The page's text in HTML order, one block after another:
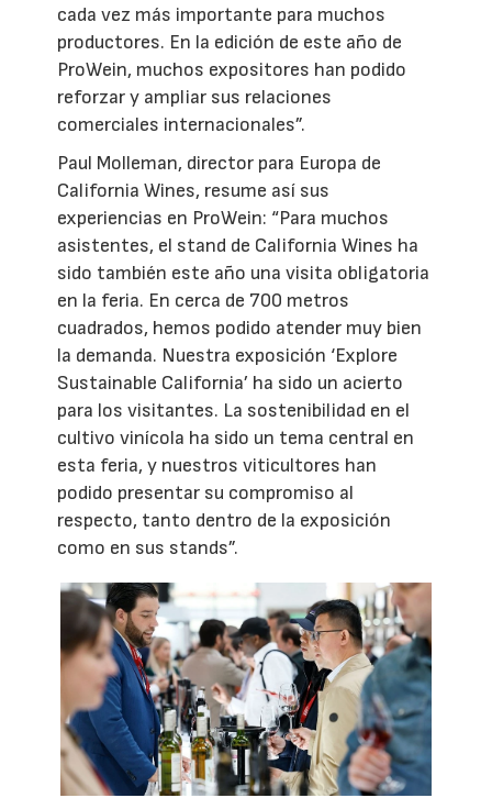
cada vez más importante para muchos
productores. En la edición de este año de
ProWein, muchos expositores han podido
reforzar y ampliar sus relaciones
comerciales internacionales”.
Paul Molleman, director para Europa de
California Wines, resume así sus
experiencias en ProWein: “Para muchos
asistentes, el stand de California Wines ha
sido también este año una visita obligatoria
en la feria. En cerca de 700 metros
cuadrados, hemos podido atender muy bien
la demanda. Nuestra exposición ‘Explore
Sustainable California’ ha sido un acierto
para los visitantes. La sostenibilidad en el
cultivo vinícola ha sido un tema central en
esta feria, y nuestros viticultores han
podido presentar su compromiso al
respecto, tanto dentro de la exposición
como en sus stands”.